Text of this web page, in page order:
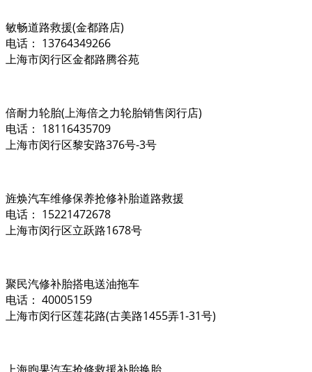
敏畅道路救援(金都路店)
电话： 13764349266
上海市闵行区金都路腾谷苑
倍耐力轮胎(上海倍之力轮胎销售闵行店)
电话： 18116435709
上海市闵行区黎安路376号-3号
旌焕汽车维修保养抢修补胎道路救援
电话： 15221472678
上海市闵行区立跃路1678号
聚民汽修补胎搭电送油拖车
电话： 40005159
上海市闵行区莲花路(古美路1455弄1-31号)